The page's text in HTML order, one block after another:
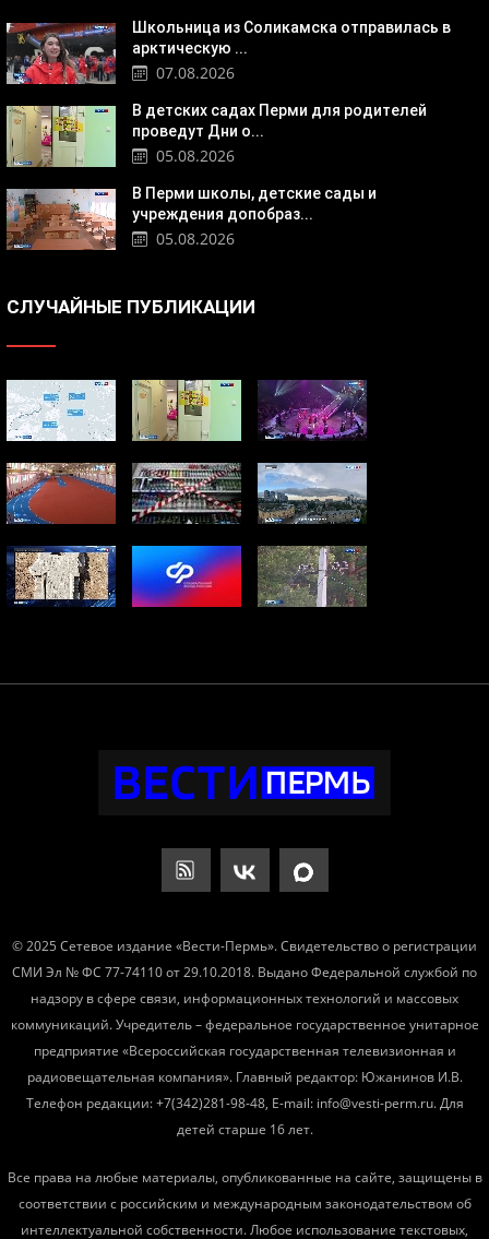
Школьница из Соликамска отправилась в
арктическую ...
07.08.2026
В детских садах Перми для родителей
проведут Дни о...
05.08.2026
В Перми школы, детские сады и
учреждения допобраз...
05.08.2026
СЛУЧАЙНЫЕ ПУБЛИКАЦИИ
© 2025 Сетевое издание «Вести-Пермь». Свидетельство о регистрации
СМИ Эл № ФС 77-74110 от 29.10.2018. Выдано Федеральной службой по
надзору в сфере связи, информационных технологий и массовых
коммуникаций. Учредитель – федеральное государственное унитарное
предприятие «Всероссийская государственная телевизионная и
радиовещательная компания». Главный редактор: Южанинов И.В.
Телефон редакции: +7(342)281-98-48, E-mail: info@vesti-perm.ru. Для
детей старше 16 лет.
Все права на любые материалы, опубликованные на сайте, защищены в
соответствии с российским и международным законодательством об
интеллектуальной собственности. Любое использование текстовых,